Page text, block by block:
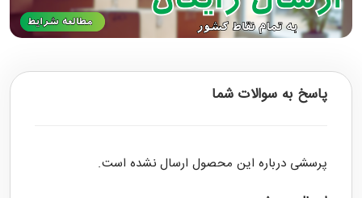
پاسخ به سوالات شما
پرسشی درباره این محصول ارسال نشده است.